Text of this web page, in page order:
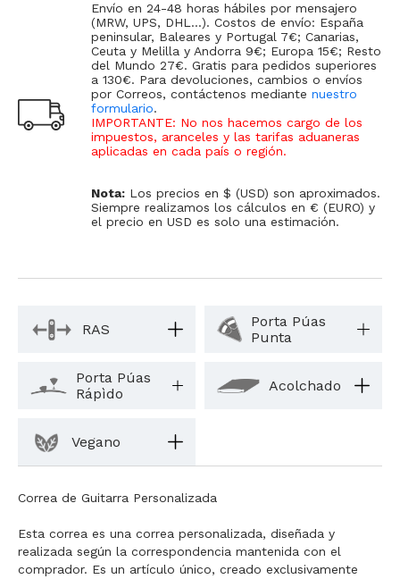
Envío en 24-48 horas hábiles por mensajero
(MRW, UPS, DHL...). Costos de envío: España
peninsular, Baleares y Portugal 7€; Canarias,
Ceuta y Melilla y Andorra 9€; Europa 15€; Resto
del Mundo 27€. Gratis para pedidos superiores
a 130€. Para devoluciones, cambios o envíos
por Correos, contáctenos mediante nuestro
formulario.
IMPORTANTE: No nos hacemos cargo de los
impuestos, aranceles y las tarifas aduaneras
aplicadas en cada país o región.
Nota: Los precios en $ (USD) son aproximados.
Siempre realizamos los cálculos en € (EURO) y
el precio en USD es solo una estimación.
RAS
Porta Púas
Punta
Porta Púas
Rápìdo
Acolchado
Vegano
Correa de Guitarra Personalizada
Esta correa es una correa personalizada, diseñada y
realizada según la correspondencia mantenida con el
comprador. Es un artículo único, creado exclusivamente